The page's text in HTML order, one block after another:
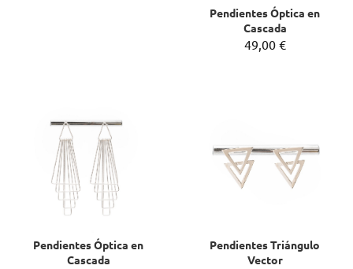
Pendientes Óptica en
Cascada
49,00 €
Pendientes Óptica en
Cascada
Pendientes Triángulo
Vector